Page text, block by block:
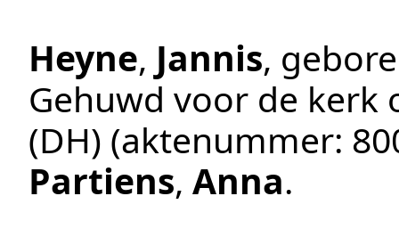
Heyne, Jannis,
Gehuwd voor de kerk
(DH) (aktenummer:
Partiens, Anna.